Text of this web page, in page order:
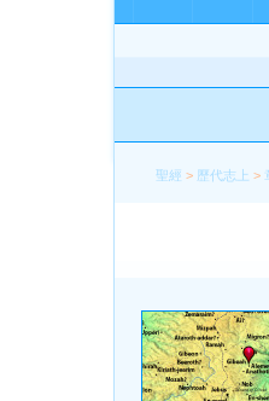
聖經 > 歷代志上 >